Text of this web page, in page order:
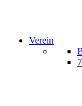
Verein